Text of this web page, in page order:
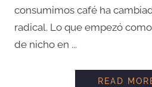
consumimos café ha
radical. Lo que empezó
de nicho en ...
READ